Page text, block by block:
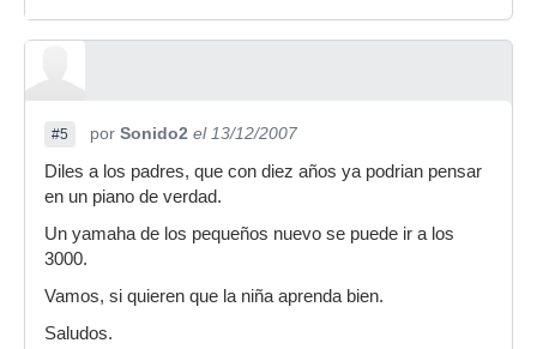
#5 por Sonido2 el 13/12/2007
Diles a los padres, que con diez años ya podrian pensar
en un piano de verdad.
Un yamaha de los pequeños nuevo se puede ir a los
3000.
Vamos, si quieren que la niña aprenda bien.
Saludos.